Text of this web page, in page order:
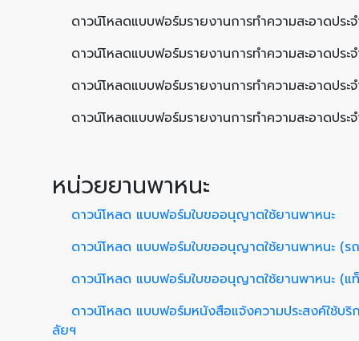
ดาวน์โหลดแบบฟอร์มรายงานการทำความสะอาดประ
ดาวน์โหลดแบบฟอร์มรายงานการทำความสะอาดประ
ดาวน์โหลดแบบฟอร์มรายงานการทำความสะอาดประ
ดาวน์โหลดแบบฟอร์มรายงานการทำความสะอาดประ
หน่วยยานพาหนะ
ดาวน์โหลด แบบฟอร์มใบขออนุญาตใช้ยานพาหนะ
ดาวน์โหลด แบบฟอร์มใบขออนุญาตใช้ยานพาหนะ (ร
ดาวน์โหลด แบบฟอร์มใบขออนุญาตใช้ยานพาหนะ (แ
ดาวน์โหลด แบบฟอร์มหนังสือแจ้งความประสงค์ใช้
ลัยฯ